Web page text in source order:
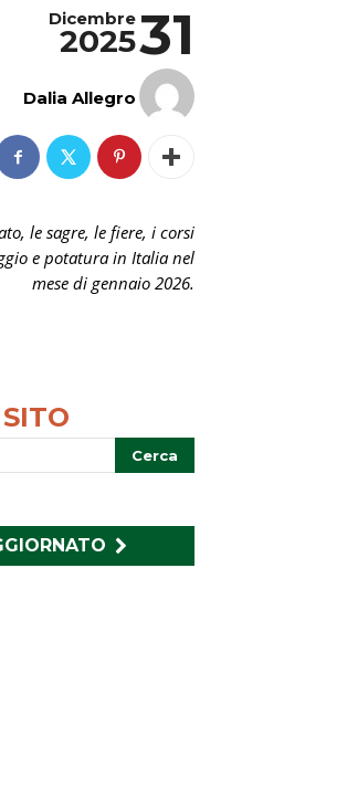
31
Dicembre
2025
Dalia Allegro
le sagre, le fiere, i corsi
e potatura in Italia nel
mese di gennaio 2026.